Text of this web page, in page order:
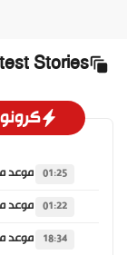
Stories
كرونو
01:25
01:22
18:34